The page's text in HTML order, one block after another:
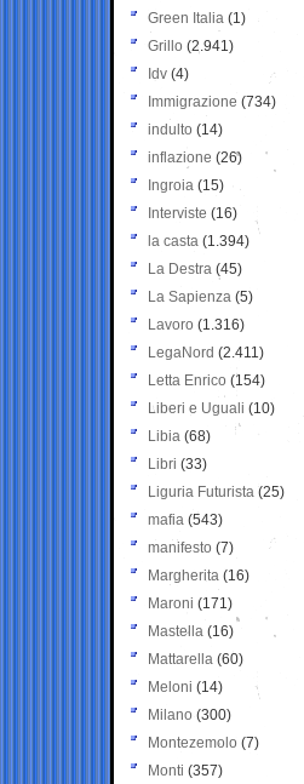
Green Italia (1)
Grillo (2.941)
Idv (4)
Immigrazione (734)
indulto (14)
inflazione (26)
Ingroia (15)
Interviste (16)
la casta (1.394)
La Destra (45)
La Sapienza (5)
Lavoro (1.316)
LegaNord (2.411)
Letta Enrico (154)
Liberi e Uguali (10)
Libia (68)
Libri (33)
Liguria Futurista (25)
mafia (543)
manifesto (7)
Margherita (16)
Maroni (171)
Mastella (16)
Mattarella (60)
Meloni (14)
Milano (300)
Montezemolo (7)
Monti (357)